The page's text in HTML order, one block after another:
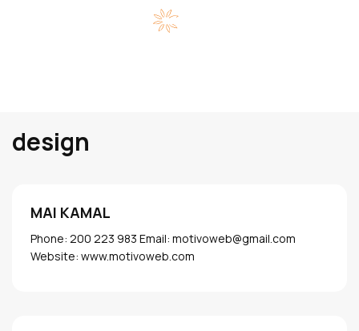
design
MAI KAMAL
Phone: 200 223 983 Email: motivoweb@gmail.com
Website: www.motivoweb.com